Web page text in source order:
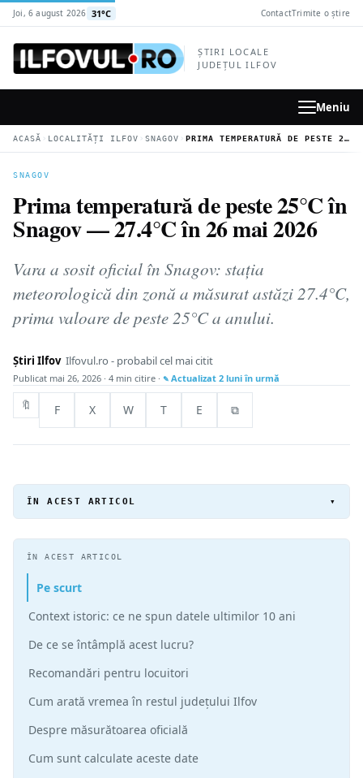
conținutul
Joi, 6 august 2026 31°C ContactTrimite o știre
ȘTIRI LOCALE
JUDEȚUL ILFOV
Meniu
ACASĂ › LOCALITĂȚI ILFOV › SNAGOV › PRIMA TEMPERATURĂ DE PESTE 25°C ÎN SNAGOV — 27.4°C ÎN 26 MAI 2026
SNAGOV
Prima temperatură de peste 25°C în
Snagov — 27.4°C în 26 mai 2026
Vara a sosit oficial în Snagov: stația
meteorologică din zonă a măsurat astăzi 27.4°C,
prima valoare de peste 25°C a anului.
Știri Ilfov Ilfovul.ro - probabil cel mai citit
Publicat mai 26, 2026 · 4 min citire · Actualizat 2 luni în urmă
🔖 F X W T E ⧉
ÎN ACEST ARTICOL ▾
ÎN ACEST ARTICOL
Pe scurt
Context istoric: ce ne spun datele ultimilor 10 ani
De ce se întâmplă acest lucru?
Recomandări pentru locuitori
Cum arată vremea în restul județului Ilfov
Despre măsurătoarea oficială
Cum sunt calculate aceste date